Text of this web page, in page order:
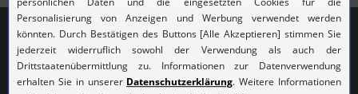
Download Live Demo Editionen